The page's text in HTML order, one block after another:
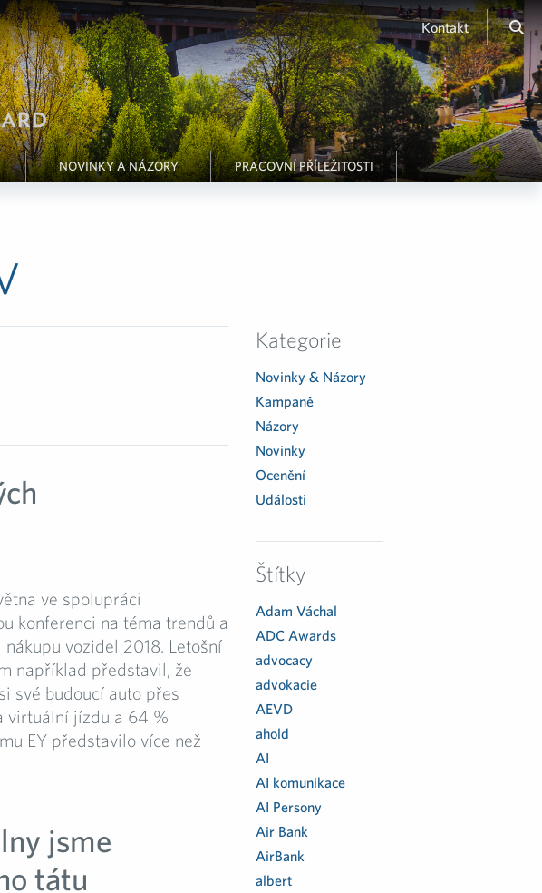
Kontakt
NOVINKY A NÁZORY PRACOVNÍ PŘÍLEŽITOSTI
ve spolupráci
konferenci na téma trendů a
vozidel 2018. Letošní
například představil, že
své budoucí auto přes
virtuální jízdu a 64 %
EY představilo více než
jsme
tátu
Kategorie
Novinky & Názory
Kampaně
Názory
Novinky
Ocenění
Události
Štítky
Adam Váchal
ADC Awards
advocacy
advokacie
AEVD
ahold
AI
AI komunikace
AI Persony
Air Bank
AirBank
albert